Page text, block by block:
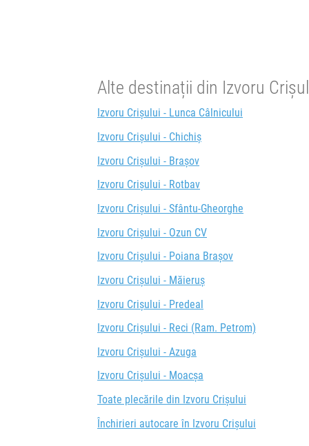
Alte destinații din Izvoru
Izvoru Crișului - Lunca Câlnicului
Izvoru Crișului - Chichiș
Izvoru Crișului - Brașov
Izvoru Crișului - Rotbav
Izvoru Crișului - Sfântu-Gheorghe
Izvoru Crișului - Ozun CV
Izvoru Crișului - Poiana Brașov
Izvoru Crișului - Măieruș
Izvoru Crișului - Predeal
Izvoru Crișului - Reci (Ram. Petrom)
Izvoru Crișului - Azuga
Izvoru Crișului - Moacșa
Toate plecările din Izvoru Crișului
Închirieri autocare în Izvoru Crișului